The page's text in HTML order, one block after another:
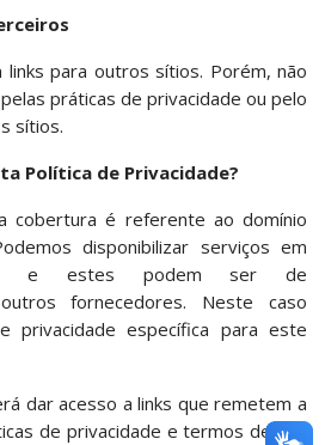
para outros sítios. Porém, não
práticas de privacidade ou pelo
sítios.
Política de Privacidade?
cobertura é referente ao domínio
disponibilizar serviços em
e estes podem ser de
fornecedores. Neste caso
privacidade específica para este
dar acesso a links que remetem a
de privacidade e termos de uso